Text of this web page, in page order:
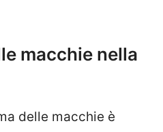
macchie nella
delle macchie è